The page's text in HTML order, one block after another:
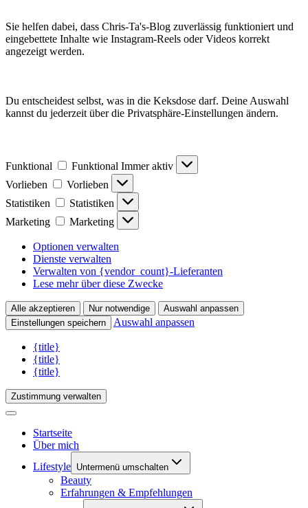
Sie helfen dabei, dass Chris-Ta's-Blog zuverlässig funktioniert und
eingebettete Inhalte wie Instagram-Reels oder Videos korrekt
angezeigt werden.
Du entscheidest selbst, was in die Keksdose darf. Deine Auswahl
kannst du jederzeit über die Privatsphäre-Einstellungen ändern.
Funktional Funktional Immer aktiv
Vorlieben
Vorlieben
Statistiken
Statistiken
Marketing
Marketing
Optionen verwalten
Dienste verwalten
Verwalten von {vendor_count}-Lieferanten
Lese mehr über diese Zwecke
Alle akzeptieren Nur notwendige
Auswahl anpassen
Einstellungen speichern
Auswahl anpassen
{title}
{title}
{title}
Zustimmung verwalten
Startseite
Über mich
Lifestyle Untermenü umschalten
Beauty
Erfahrungen & Empfehlungen